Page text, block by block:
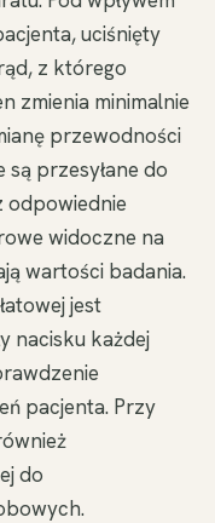
uciśnięty
z którego
zmienia minimalnie
przewodności
przesyłane do
widoczne na
wartości badania.
jest
nacisku każdej
pacjenta. Przy
do